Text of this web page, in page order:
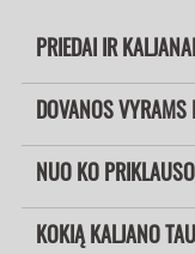
PRIEDAI IR
DOVANOS
NUO KO
KOKIĄ KALJANO